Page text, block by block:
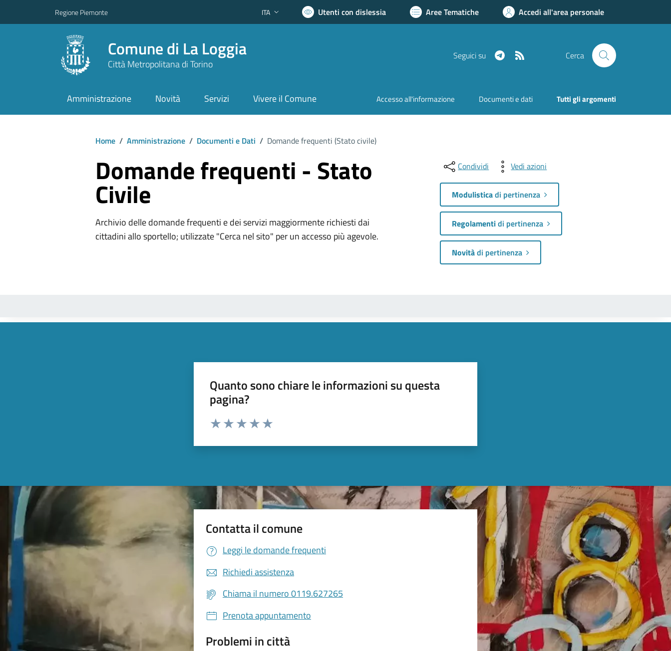
Regione Piemonte Lingua attiva:
ITA Utenti con dislessia Aree Tematiche Accedi all'area personale
Comune di La Loggia
Città Metropolitana di Torino
Seguici su Telegram Cerca
Amministrazione Novità Servizi Vivere il Comune Accesso all'informazione Documenti e dati Tutti gli argomenti
Home / Amministrazione / Documenti e Dati / Domande frequenti (Stato civile)
Domande frequenti - Stato
Civile
Archivio delle domande frequenti e dei servizi maggiormente richiesti dai
cittadini allo sportello; utilizzate "Cerca nel sito" per un accesso più agevole.
Condividi Vedi azioni
Modulisticadi pertinenza
Regolamentidi pertinenza
Novitàdi pertinenza
Quanto sono chiare le informazioni su questa
pagina?
Valuta da 1 a 5 stelle la pagina
Contatta il comune
Leggi le domande frequenti
Richiedi assistenza
Chiama il numero 0119.627265
Prenota appuntamento
Problemi in città